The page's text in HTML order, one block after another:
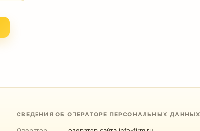
СВЕДЕНИЯ ОБ ОПЕРАТОРЕ ПЕРСОНАЛЬНЫХ ДАННЫХ